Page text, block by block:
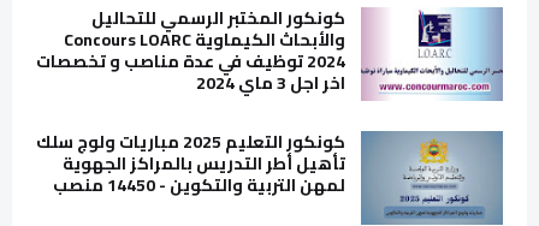
كونكور المختبر الرسمي للتحاليل
والأبحاث الكيماوية Concours LOARC
2024 توظيف في عدة مناصب و تخصصات
اخر اجل 3 ماي 2024
كونكور التعليم 2025 مباريات ولوج سلك
تأهيل أطر التدريس بالمراكز الجهوية
لمهن التربية والتكوين - 14450 منصب